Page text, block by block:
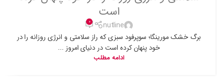
است
nutline
0
برگ خشک مورینگا؛ سوپرفود سبزی که راز سلامتی و انرژی روزانه را در
خود پنهان کرده است در دنیای امروز ...
ادامه مطلب